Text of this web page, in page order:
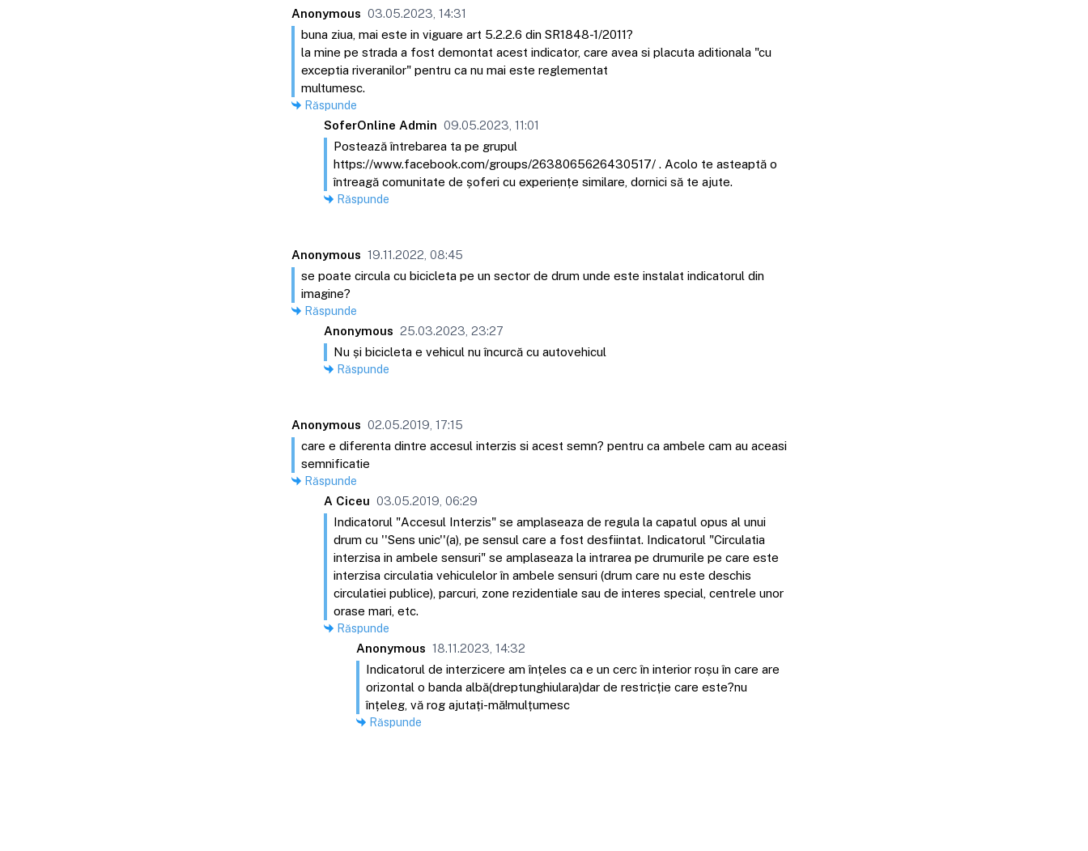
Anonymous 03.05.2023, 14:31
buna ziua, mai este in viguare art 5.2.2.6 din SR1848-1/2011?
la mine pe strada a fost demontat acest indicator, care avea si placuta aditionala "cu
exceptia riveranilor" pentru ca nu mai este reglementat
multumesc.
Răspunde
SoferOnline Admin 09.05.2023, 11:01
Postează întrebarea ta pe grupul
https://www.facebook.com/groups/2638065626430517/ . Acolo te asteaptă o
întreagă comunitate de șoferi cu experiențe similare, dornici să te ajute.
Răspunde
Anonymous 19.11.2022, 08:45
se poate circula cu bicicleta pe un sector de drum unde este instalat indicatorul din
imagine?
Răspunde
Anonymous 25.03.2023, 23:27
Nu și bicicleta e vehicul nu încurcă cu autovehicul
Răspunde
Anonymous 02.05.2019, 17:15
care e diferenta dintre accesul interzis si acest semn? pentru ca ambele cam au aceasi
semnificatie
Răspunde
A Ciceu 03.05.2019, 06:29
Indicatorul "Accesul Interzis" se amplaseaza de regula la capatul opus al unui
drum cu ''Sens unic''(a), pe sensul care a fost desfiintat. Indicatorul "Circulatia
interzisa in ambele sensuri" se amplaseaza la intrarea pe drumurile pe care este
interzisa circulatia vehiculelor în ambele sensuri (drum care nu este deschis
circulatiei publice), parcuri, zone rezidentiale sau de interes special, centrele unor
orase mari, etc.
Răspunde
Anonymous 18.11.2023, 14:32
Indicatorul de interzicere am înțeles ca e un cerc în interior roșu în care are
orizontal o banda albă(dreptunghiulara)dar de restricție care este?nu
înțeleg, vă rog ajutați-mă!mulțumesc
Răspunde